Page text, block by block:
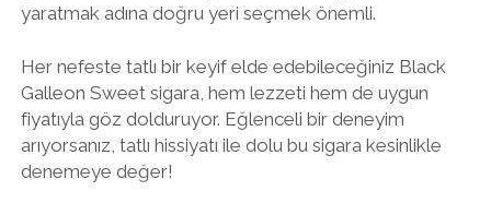
yaratmak adına doğru yeri seçmek önemli.
Her nefeste tatlı bir keyif elde edebileceğiniz Black
Galleon Sweet sigara, hem lezzeti hem de uygun
fiyatıyla göz dolduruyor. Eğlenceli bir deneyim
arıyorsanız, tatlı hissiyatı ile dolu bu sigara kesinlikle
denemeye değer!